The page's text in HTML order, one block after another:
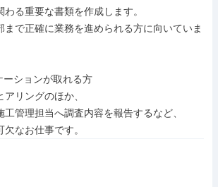
る重要な書類を作成します。
まで正確に業務を進められる方に向いていま
ションが取れる方
リングのほか、
管理担当へ調査内容を報告するなど、
なお仕事です。